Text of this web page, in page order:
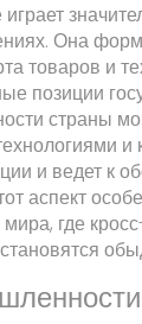
Она
товаров и
позиции
страны
и
и ведет к
аспект
где